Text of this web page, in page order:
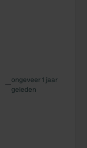
—ongeveer 1 jaar
geleden